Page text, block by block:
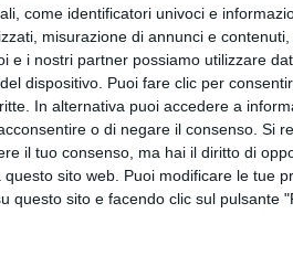
come identificatori univoci e
misurazione di annunci e
e i nostri partner possiamo utilizzare
dispositivo. Puoi fare clic per
In alternativa puoi accedere a
o di negare il consenso. Si
il tuo consenso, ma hai il diritto di
sito web. Puoi modificare le tue
questo sito e facendo clic sul pulsante
di
8 AGOSTO 2026
Due latitanti
Capriati
di Bisceglie